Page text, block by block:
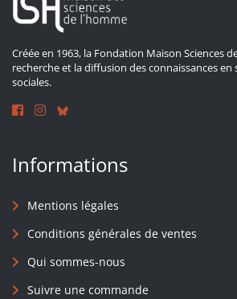
Créée en 1963, la Fondation Maison Sciences
recherche et la diffusion des connaissances en
sociales.
Informations
Mentions légales
Conditions générales de ventes
Qui sommes-nous
Suivre une commande